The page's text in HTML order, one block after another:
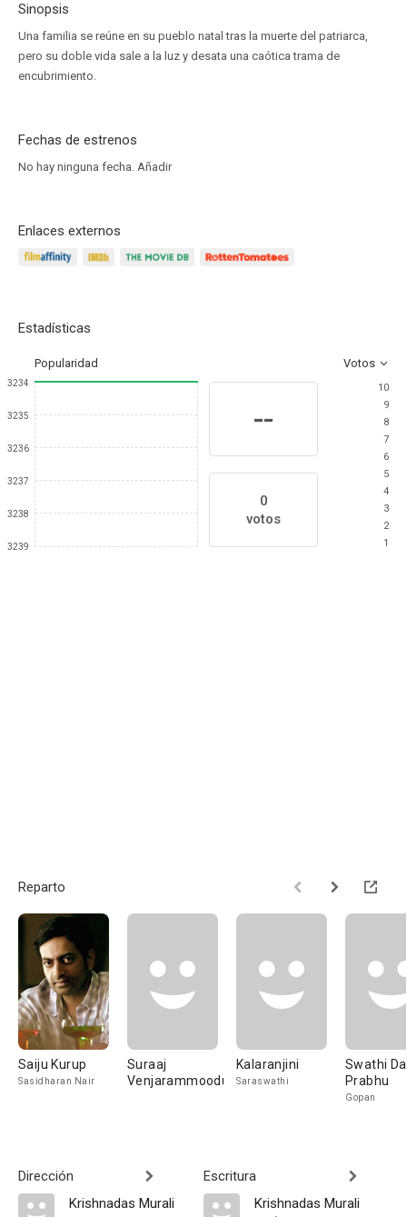
Sinopsis
Una familia se reúne en su pueblo natal tras la muerte del patriarca,
pero su doble vida sale a la luz y desata una caótica trama de
encubrimiento.
Fechas de estrenos
No hay ninguna fecha. Añadir
Enlaces externos
Estadísticas
Popularidad Votos
3234
3235
3236
3237
3238
3239
--
0
votos
10
9
8
7
6
5
4
3
2
1
Reparto
Saiju Kurup
Sasidharan Nair
Suraaj
Venjarammoodu
Kalaranjini
Saraswathi
Swathi
Prabhu
Gopan
Dirección
Krishnadas Murali
Escritura
Krishnadas Murali